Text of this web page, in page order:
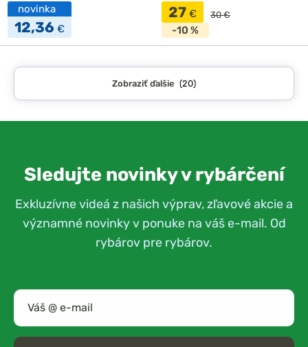
novinka
12,36 €
27 € 30 €
-10 %
Zobraziť ďalšie (20)
Sledujte novinky v rybárčení
Exkluzívne videá z našich výprav, zľavové akcie a
významné novinky v ponuke na váš e-mail. Od
rybárov pre rybárov.